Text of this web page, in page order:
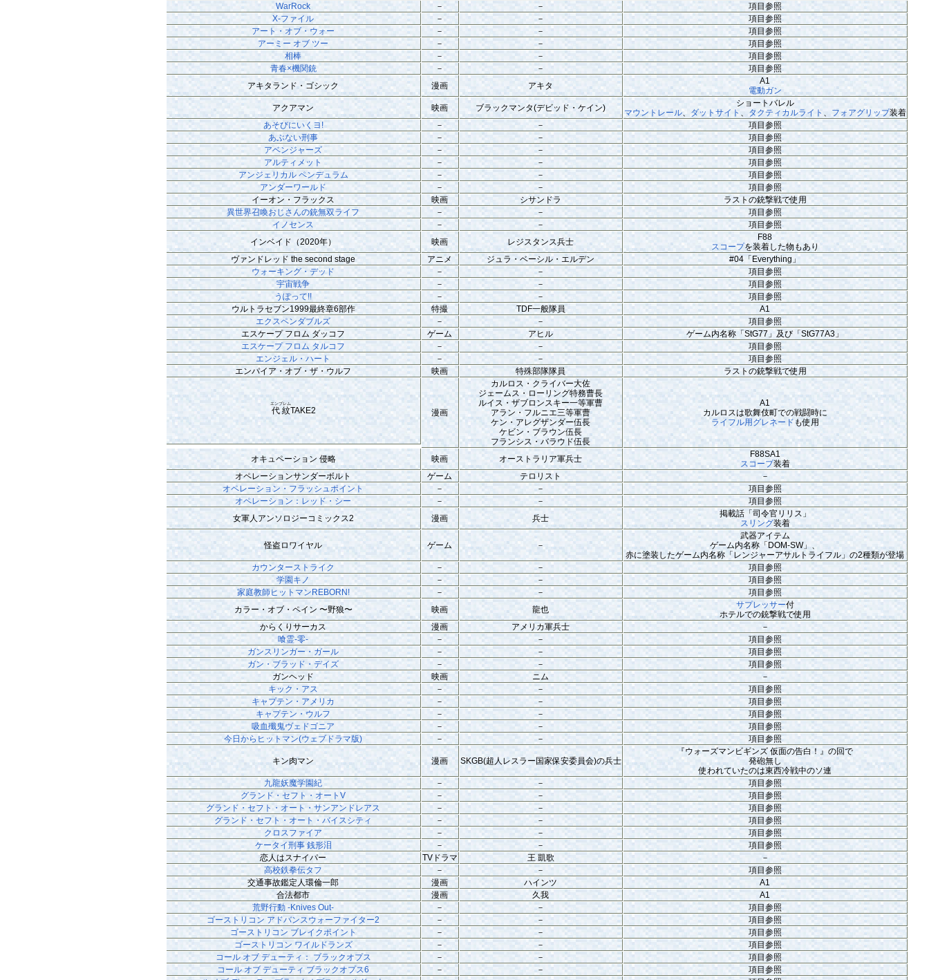
WarRock
－ －
項目参照
X-ファイル
－ －
項目参照
アート・オブ・ウォー
－ －
項目参照
アーミー オブ ツー
－ －
項目参照
相棒
－ －
項目参照
青春×機関銃
－ －
項目参照
アキタランド・ゴシック
漫画 アキタ
A1
電動ガン
アクアマン
映画 ブラックマンタ(デビッド・ケイン)
ショートバレル
マウントレール、 ダットサイト 、 タクティカルライト 、 フォアグリップ装着
あそびにいくヨ!
－ －
項目参照
あぶない刑事
－ －
項目参照
アベンジャーズ
－ －
項目参照
アルティメット
－ －
項目参照
アンジェリカル ペンデュラム
－ －
項目参照
アンダーワールド
－ －
項目参照
イーオン・フラックス
映画 シサンドラ
ラストの銃撃戦で使用
異世界召喚おじさんの銃無双ライフ
－ －
項目参照
イノセンス
－ －
項目参照
インベイド（2020年）
映画 レジスタンス兵士
F88
スコープを装着した物もあり
ヴァンドレッド the second stage
アニメ ジュラ・ベーシル・エルデン
#04「Everything」
ウォーキング・デッド
－ －
項目参照
宇宙戦争
－ －
項目参照
うぽって!!
－ －
項目参照
ウルトラセブン1999最終章6部作
特撮 TDF一般隊員
A1
エクスペンダブルズ
－ －
項目参照
エスケープ フロム ダッコフ
ゲーム アヒル
ゲーム内名称「StG77」及び「StG77A3」
エスケープ フロム タルコフ
－ －
項目参照
エンジェル・ハート
－ －
項目参照
エンパイア・オブ・ザ・ウルフ
映画 特殊部隊隊員 ラストの銃撃戦で使用
代紋
エンブレム
TAKE2 漫画
カルロス・クライバー大佐
ジェームス・ローリング特務曹長
ルイス・ザブロンスキー一等軍曹
アラン・フルニエ三等軍曹
ケン・アレグザンダー伍長
ケビン・ブラウン伍長
フランシス・バラウド伍長
A1
カルロスは歌舞伎町での戦闘時に
ライフル用グレネード も使用
オキュペーション 侵略 映画 オーストラリア軍兵士
F88SA1
スコープ装着
オペレーションサンダーボルト
ゲーム テロリスト
－
オペレーション・フラッシュポイント
－ －
項目参照
オペレーション：レッド・シー
－ －
項目参照
女軍人アンソロジーコミックス2
漫画 兵士
掲載話「司令官リリス」
スリング装着
怪盗ロワイヤル ゲーム －
武器アイテム
ゲーム内名称「DOM-SW」、
赤に塗装したゲーム内名称「レンジャーアサルトライフル」の2種類が登場
カウンターストライク
－ －
項目参照
学園キノ
－ －
項目参照
家庭教師ヒットマンREBORN!
－ －
項目参照
カラー・オブ・ペイン 〜野狼〜
映画 龍也 サプレッサー付
ホテルでの銃撃戦で使用
からくりサーカス
漫画 アメリカ軍兵士
－
喰霊-零-
－ －
項目参照
ガンスリンガー・ガール
－ －
項目参照
ガン・ブラッド・デイズ
－ －
項目参照
ガンヘッド
映画 ニム
－
キック・アス
－ －
項目参照
キャプテン・アメリカ
－ －
項目参照
キャプテン・ウルフ
－ －
項目参照
吸血殲鬼ヴェドゴニア
－ －
項目参照
今日からヒットマン(ウェブドラマ版)
－ － 項目参照
キン肉マン 漫画 SKGB(超人レスラー国家保安委員会)の兵士
『ウォーズマンビギンズ 仮面の告白！』の回で
発砲無し
使われていたのは東西冷戦中のソ連
九龍妖魔学園紀
－ －
項目参照
グランド・セフト・オートV
－ －
項目参照
グランド・セフト・オート・サンアンドレアス
－ －
項目参照
グランド・セフト・オート・バイスシティ
－ －
項目参照
クロスファイア
－ －
項目参照
ケータイ刑事 銭形泪
－ －
項目参照
恋人はスナイパー
TVドラマ 王 凱歌
－
高校鉄拳伝タフ
－ －
項目参照
交通事故鑑定人環倫一郎
漫画 ハインツ
A1
合法都市
漫画 久我
A1
荒野行動 -Knives Out-
－ －
項目参照
ゴーストリコン アドバンスウォーファイター2
－ －
項目参照
ゴーストリコン ブレイクポイント
－ －
項目参照
ゴーストリコン ワイルドランズ
－ －
項目参照
コール オブ デューティ： ブラックオプス
－ －
項目参照
コール オブ デューティ ブラックオプス6
－ －
項目参照